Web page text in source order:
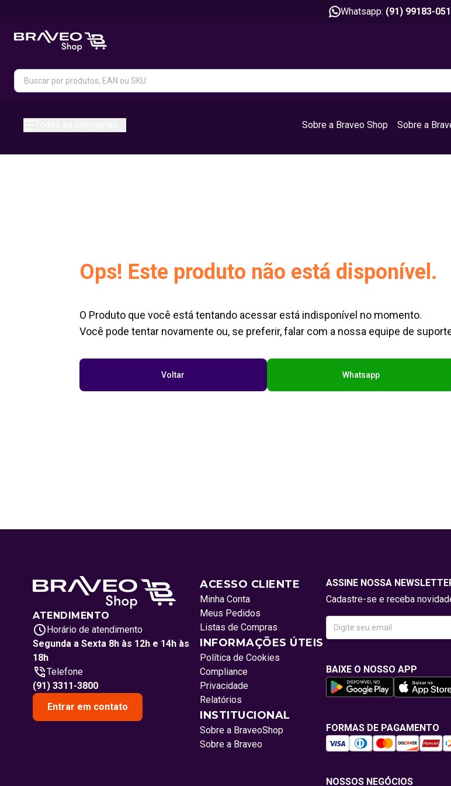
Whatsapp: (91) 99183-
Sobre a Braveo Shop Sobre a
Ops! Este produto não está disponível.
O Produto que você está tentando acessar está indisponível no momento.
Você pode tentar novamente ou, se preferir, falar com a nossa equipe de
Voltar Whatsapp
ATENDIMENTO
Horário de atendimento
Segunda a Sexta 8h às 12h e 14h às
18h
Telefone
(91) 3311-3800
Entrar em contato
ACESSO CLIENTE
Minha Conta
Meus Pedidos
Listas de Compras
INFORMAÇÕES ÚTEIS
Política de Cookies
Compliance
Privacidade
Relatórios
INSTITUCIONAL
Sobre a BraveoShop
Sobre a Braveo
ASSINE NOSSA
Cadastre-se e receba
BAIXE O NOSSO APP
FORMAS DE PAGAMENTO
NOSSOS NEGÓCIOS